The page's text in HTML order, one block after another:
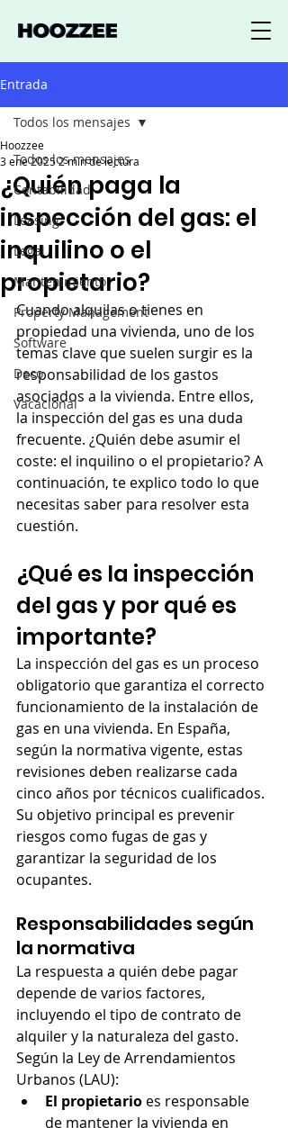
Entrada
Todos los mensajes
Contabilidad
Leasing
Legal
Mantenimiento
Property Management
Software
Deco
Vacacional
Todos los mensajes
¿Quién paga la
inspección del gas: el
inquilino o el
propietario?
Hoozzee
3 ene 20252 min de lectura
Cuando alquilas o tienes en
propiedad una vivienda, uno de los
temas clave que suelen surgir es la
responsabilidad de los gastos
asociados a la vivienda. Entre ellos,
la inspección del gas es una duda
frecuente. ¿Quién debe asumir el
coste: el inquilino o el propietario? A
continuación, te explico todo lo que
necesitas saber para resolver esta
cuestión.
¿Qué es la inspección
del gas y por qué es
importante?
La inspección del gas es un proceso
obligatorio que garantiza el correcto
funcionamiento de la instalación de
gas en una vivienda. En España,
según la normativa vigente, estas
revisiones deben realizarse cada
cinco años por técnicos cualificados.
Su objetivo principal es prevenir
riesgos como fugas de gas y
garantizar la seguridad de los
ocupantes.
Responsabilidades según
la normativa
La respuesta a quién debe pagar
depende de varios factores,
incluyendo el tipo de contrato de
alquiler y la naturaleza del gasto.
Según la Ley de Arrendamientos
Urbanos (LAU):
El propietario es responsable
de mantener la vivienda en